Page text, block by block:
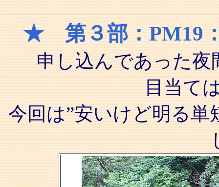
★ 第３部：PM19
申し込んであった夜
目当て
今回は”安いけど明る